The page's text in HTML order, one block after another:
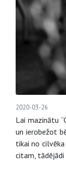
2020-03-26
Lai mazinātu
un ierobežot
tikai no
citam, tādējādi